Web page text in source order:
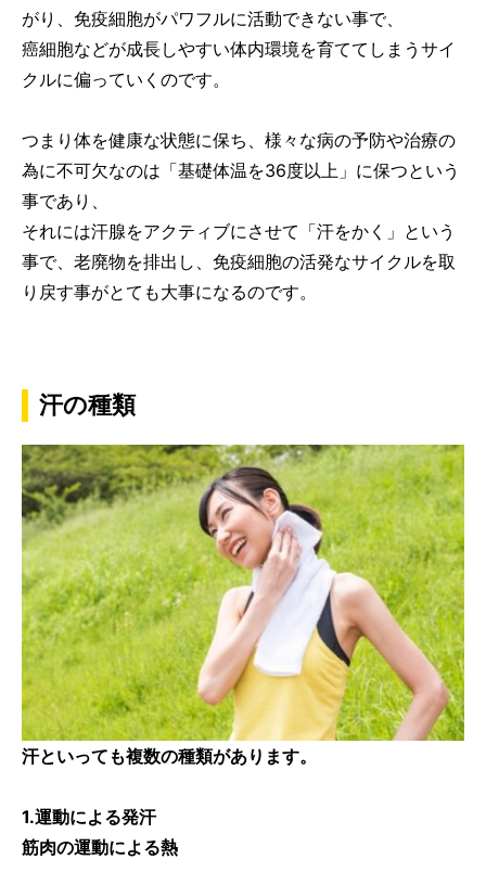
がり、免疫細胞がパワフルに活動できない事で、
癌細胞などが成長しやすい体内環境を育ててしまうサイ
クルに偏っていくのです。
つまり体を健康な状態に保ち、様々な病の予防や治療の
為に不可欠なのは「基礎体温を36度以上」に保つという
事であり、
それには汗腺をアクティブにさせて「汗をかく」という
事で、老廃物を排出し、免疫細胞の活発なサイクルを取
り戻す事がとても大事になるのです。
汗の種類
汗といっても複数の種類があります。
1.運動による発汗
筋肉の運動による熱